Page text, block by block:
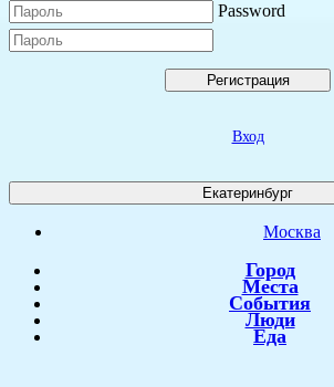
Password
Регистрация
Вход
Екатеринбург
Москва
Город
Места
События
Люди
Еда